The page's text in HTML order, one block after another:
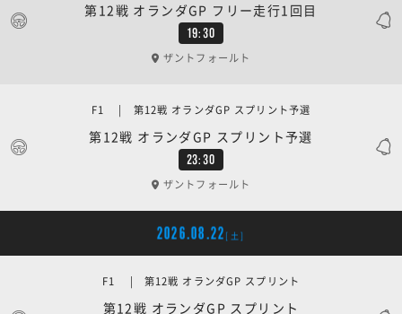
19:30
第12戦 オランダGP フリー走行1回目
ザントフォールト
23:30
第12戦 オランダGP スプリント予選
F1 | 第12戦 オランダGP スプリント予選
ザントフォールト
2026.08.22 [土]
第12戦 オランダGP スプリント
F1 | 第12戦 オランダGP スプリント